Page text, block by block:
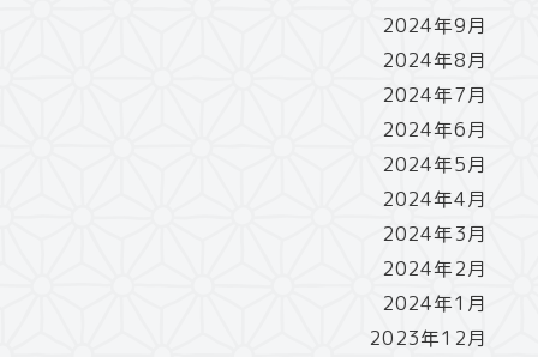
2024年9月
2024年8月
2024年7月
2024年6月
2024年5月
2024年4月
2024年3月
2024年2月
2024年1月
2023年12月